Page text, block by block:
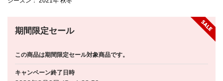
期間限定セール
この商品は期間限定セール対象商品です。
キャンペーン終了日時